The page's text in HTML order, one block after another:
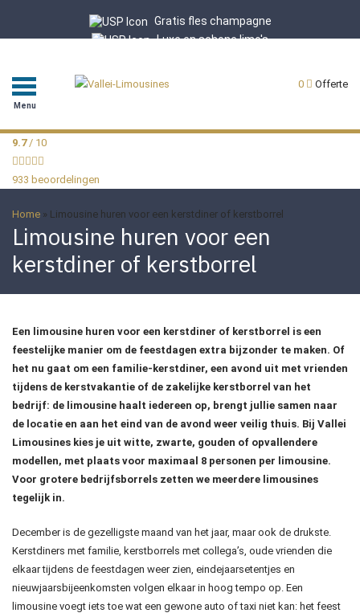
Gratis fles champagne
Luxe en schone limo's
Menu
0 Offerte
9.7/ 10
933 beoordelingen
Home » Limousine huren voor een kerstdiner of kerstborrel
Limousine huren voor een
kerstdiner of kerstborrel
Een limousine huren voor een kerstdiner of kerstborrel is een
feestelijke manier om de feestdagen extra bijzonder te maken. Of
het nu gaat om een familie-kerstdiner, een avond uit met vrienden
tijdens de kerstvakantie of de zakelijke kerstborrel van het
bedrijf: de limousine haalt iedereen op, brengt jullie samen naar
de locatie en aan het eind van de avond weer veilig thuis. Bij Vallei
Limousines kies je uit witte, zwarte, gouden of opvallendere
modellen, met plaats voor maximaal 8 personen per limousine.
Voor grotere bedrijfsborrels zetten we meerdere limousines
tegelijk in.
December is de gezelligste maand van het jaar, maar ook de drukste.
Kerstdiners met familie, kerstborrels met collega’s, oude vrienden die
elkaar tijdens de feestdagen weer zien, eindejaarsetentjes en
nieuwjaarsbijeenkomsten volgen elkaar in hoog tempo op. Een
limousine voegt iets toe wat een gewone auto of taxi niet kan: het feest